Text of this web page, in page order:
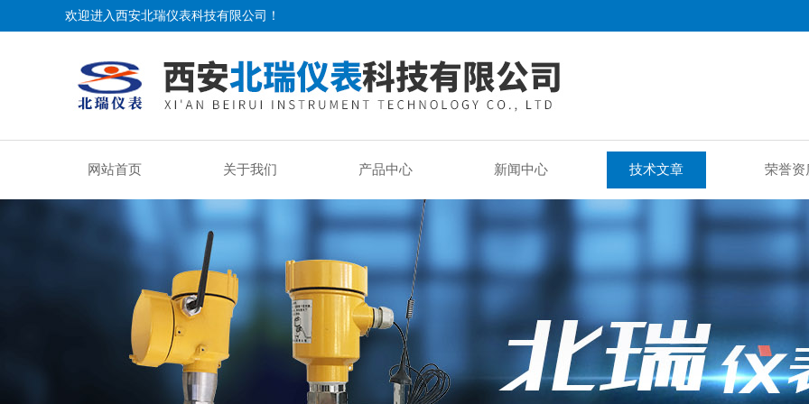
欢迎进入西安北瑞仪表科技有限公司！
网站首页 关于我们 产品中心 新闻中心 技术文章 荣誉资